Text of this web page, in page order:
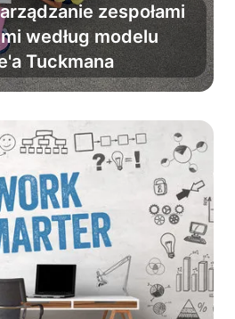
zespołami
według modelu
Tuckmana
i zmień grupę
zespół.